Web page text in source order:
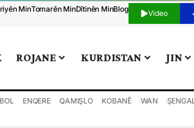
MinTomarên MinDîtinên MinBlog Video
ROJANE KURDISTAN JIN
ENQERE QAMIŞLO KOBANÊ WAN ŞENGAL